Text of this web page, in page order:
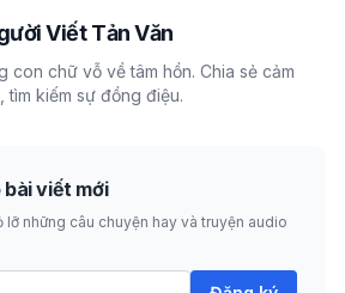
Viết Tản Văn
con chữ vỗ về tâm hồn. Chia sẻ cảm
tìm kiếm sự đồng điệu.
bài viết mới
những câu chuyện hay và truyện audio